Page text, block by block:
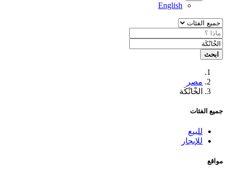
English
ابحث
مصر
الخْانْكَة
جميع الفئات
للبيع
للإيجار
مواقع